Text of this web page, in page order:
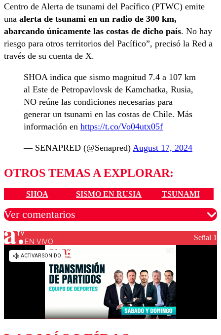
Centro de Alerta de tsunami del Pacífico (PTWC) emite
una alerta de tsunami en un radio de 300 km,
abarcando únicamente las costas de dicho país. No hay
riesgo para otros territorios del Pacífico”, precisó la Red a
través de su cuenta de X.
SHOA indica que sismo magnitud 7.4 a 107 km
al Este de Petropavlovsk de Kamchatka, Rusia,
NO reúne las condiciones necesarias para
generar un tsunami en las costas de Chile. Más
información en https://t.co/Vo04utx05f
— SENAPRED (@Senapred) August 17, 2024
OTROS TEMAS A EXPLORAR:
SHOA SISMO EN RUSIA TSUNAMI
Ver comentarios
Los comentarios son moderados para garantizar un
EN VIVO Señal 1